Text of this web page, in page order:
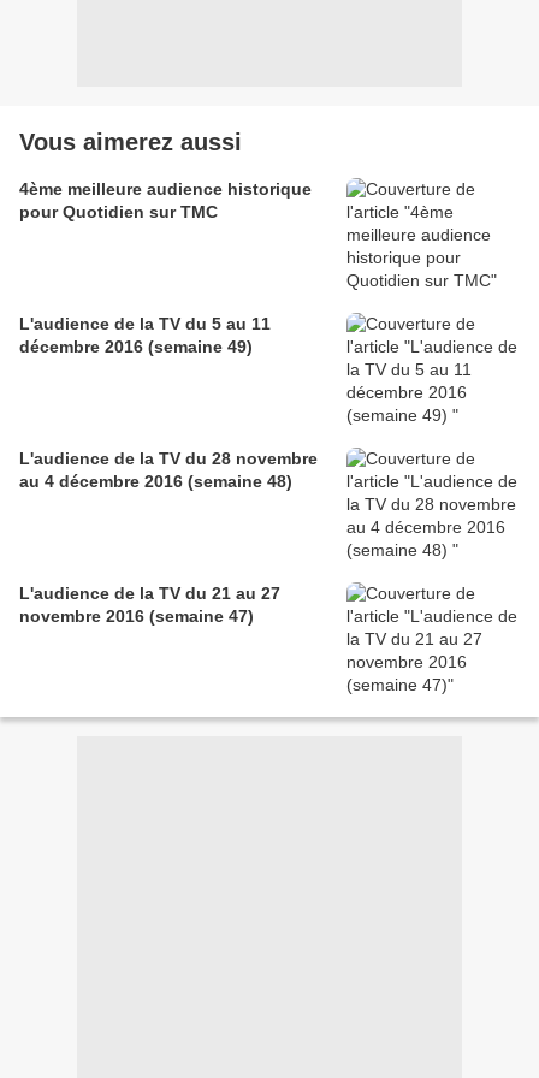
Vous aimerez aussi
4ème meilleure audience historique
pour Quotidien sur TMC
L'audience de la TV du 5 au 11
décembre 2016 (semaine 49)
L'audience de la TV du 28 novembre
au 4 décembre 2016 (semaine 48)
L'audience de la TV du 21 au 27
novembre 2016 (semaine 47)